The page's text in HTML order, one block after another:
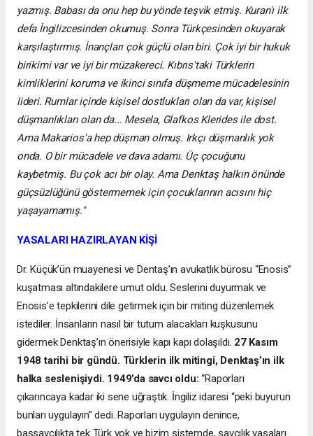
yazmış. Babası da onu hep bu yönde teşvik etmiş. Kuran'ı ilk
defa İngilizcesinden okumuş. Sonra Türkçesinden okuyarak
karşılaştırmış. İnançları çok güçlü olan biri. Çok iyi bir hukuk
birikimi var ve iyi bir müzakereci. Kıbrıs'taki Türklerin
kimliklerini koruma ve ikinci sınıfa düşmeme mücadelesinin
lideri. Rumlar içinde kişisel dostlukları olan da var, kişisel
düşmanlıkları olan da... Mesela, Glafkos Klerides ile dost.
Ama Makarios'a hep düşman olmuş. Irkçı düşmanlık yok
onda. O bir mücadele ve dava adamı. Üç çocuğunu
kaybetmiş. Bu çok acı bir olay. Ama Denktaş halkın önünde
güçsüzlüğünü göstermemek için çocuklarının acısını hiç
yaşayamamış."
YASALARI HAZIRLAYAN KİŞİ
Dr. Küçük’ün muayenesi ve Dentaş’ın avukatlık bürosu “Enosis”
kuşatması altındakilere umut oldu. Seslerini duyurmak ve
Enosis’e tepkilerini dile getirmek için bir miting düzenlemek
istediler. İnsanların nasıl bir tutum alacakları kuşkusunu
gidermek Denktaş’ın önerisiyle kapı kapı dolaşıldı. 27 Kasım
1948 tarihi bir gündü. Türklerin ilk mitingi, Denktaş’ın ilk
halka seslenişiydi. 1949’da savcı oldu:“Raporları
çıkarıncaya kadar iki sene uğraştık. İngiliz idaresi “peki buyurun
bunları uygulayın” dedi. Raporları uygulayın denince,